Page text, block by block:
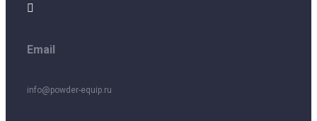

Email
info@powder-equip.ru